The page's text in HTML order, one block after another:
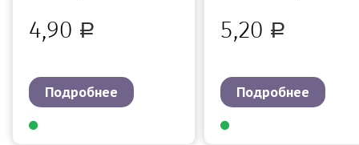
4,90 Р
Подробнее
5,20 Р
Подробнее